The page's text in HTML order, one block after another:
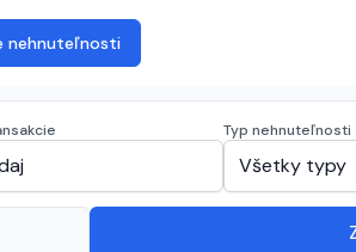
nehnuteľnosti
Typ nehnuteľnosti
Všetky typy